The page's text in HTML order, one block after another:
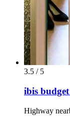
3.5 / 5
ibis
Highway